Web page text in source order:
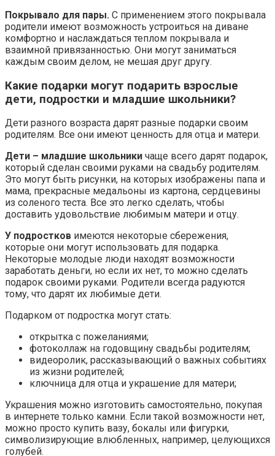
Покрывало для пары. С применением этого покрывала
родители имеют возможность устроиться на диване
комфортно и наслаждаться теплом покрывала и
взаимной привязанностью. Они могут заниматься
каждым своим делом, не мешая друг другу.
Какие подарки могут подарить взрослые
дети, подростки и младшие школьники?
Дети разного возраста дарят разные подарки своим
родителям. Все они имеют ценность для отца и матери.
Дети – младшие школьники чаще всего дарят подарок,
который сделан своими руками на свадьбу родителям.
Это могут быть рисунки, на которых изображены папа и
мама, прекрасные медальоны из картона, сердцевины
из соленого теста. Все это легко сделать, чтобы
доставить удовольствие любимым матери и отцу.
У подростков имеются некоторые сбережения,
которые они могут использовать для подарка.
Некоторые молодые люди находят возможности
заработать деньги, но если их нет, то можно сделать
подарок своими руками. Родители всегда радуются
тому, что дарят их любимые дети.
Подарком от подростка могут стать:
открытка с пожеланиями;
фотоколлаж на годовщину свадьбы родителям;
видеоролик, рассказывающий о важных событиях
из жизни родителей;
ключница для отца и украшение для матери;
Украшения можно изготовить самостоятельно, покупая
в интернете только камни. Если такой возможности нет,
можно просто купить вазу, бокалы или фигурки,
символизирующие влюбленных, например, целующихся
голубей.